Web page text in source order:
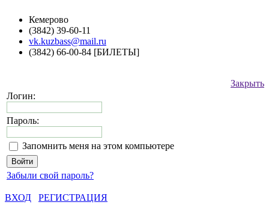
Кемерово
(3842) 39-60-11
vk.kuzbass@mail.ru
(3842) 66-00-84 [БИЛЕТЫ]
Закрыть
Логин:
Пароль:
Запомнить меня на этом компьютере
Забыли свой пароль?
ВХОД
РЕГИСТРАЦИЯ